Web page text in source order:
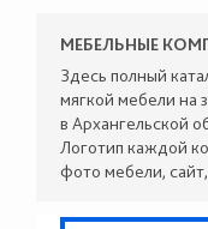
МЕБЕЛЬНЫЕ
Здесь полный
мягкой мебели на
в Архангельской
Логотип каждой
фото мебели,